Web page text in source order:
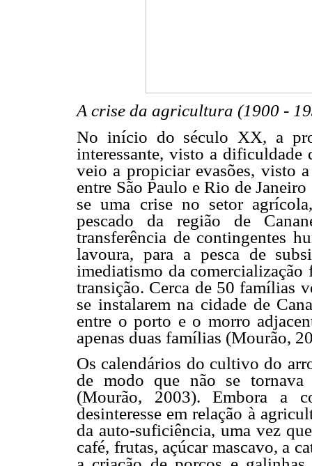
A crise da agricultura (1900 -
No início do século XX, a
interessante, visto a dificuldade
veio a propiciar evasões, visto
entre São Paulo e Rio de
se uma crise no setor
pescado da região de
transferência de contingentes
lavoura, para a pesca de
imediatismo da comercialização
transição. Cerca de 50 famílias
se instalarem na cidade de
entre o porto e o morro
apenas duas famílias (Mourão,
Os calendários do cultivo do
de modo que não se tornava
(Mourão, 2003). Embora a
desinteresse em relação à
da auto-suficiência, uma vez
café, frutas, açúcar mascavo, a